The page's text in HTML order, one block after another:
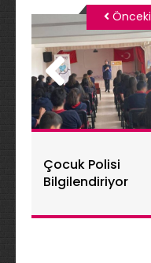
Çocuk Polisi
Bilgilendiriyor
Önceki